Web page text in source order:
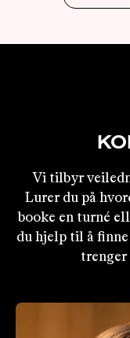
Vi tilbyr
Lurer du på
booke en turné
du hjelp til å
trenger